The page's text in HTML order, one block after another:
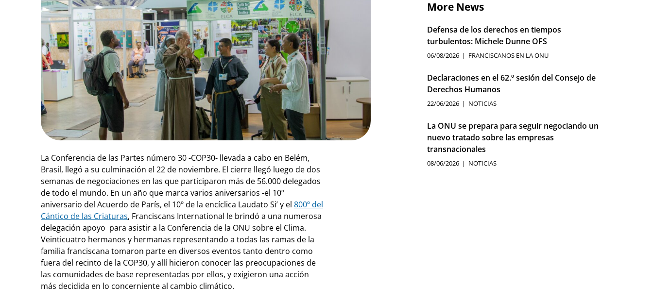
La Conferencia de las Partes número 30 -COP30- llevada a cabo en Belém,
Brasil, llegó a su culminación el 22 de noviembre. El cierre llegó luego de dos
semanas de negociaciones en las que participaron más de 56.000 delegados
de todo el mundo. En un año que marca varios aniversarios -el 10º
aniversario del Acuerdo de París, el 10º de la encíclica Laudato Si’ y el 800º del
Cántico de las Criaturas, Franciscans International le brindó a una numerosa
delegación apoyo para asistir a la Conferencia de la ONU sobre el Clima.
Veinticuatro hermanos y hermanas representando a todas las ramas de la
familia franciscana tomaron parte en diversos eventos tanto dentro como
fuera del recinto de la COP30, y allí hicieron conocer las preocupaciones de
las comunidades de base representadas por ellos, y exigieron una acción
más decidida en lo concerniente al cambio climático.
More News
Defensa de los derechos en tiempos
turbulentos: Michele Dunne OFS
06/08/2026 FRANCISCANOS EN LA ONU
Declaraciones en el 62.º sesión del Consejo de
Derechos Humanos
22/06/2026 NOTICIAS
La ONU se prepara para seguir negociando un
nuevo tratado sobre las empresas
transnacionales
08/06/2026 NOTICIAS